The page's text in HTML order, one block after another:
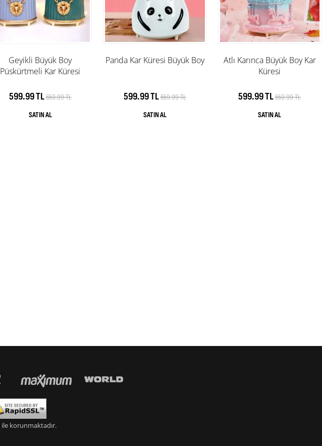
Geyikli Büyük Boy
Püskürtmeli Kar Küresi
599.99 TL659.99 TL
Panda Kar Küresi Büyük Boy
599.99 TL659.99 TL
Atlı Karınca Büyük Boy Kar
Küresi
599.99 TL659.99 TL
ile korunmaktadır.